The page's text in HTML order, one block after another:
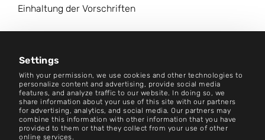
Settings
With your permission, we use cookies and other technologies to
personalize content and advertising, provide social media
features, and analyze traffic to our website. In doing so, we
share information about your use of this site with our partners
for advertising, analytics, and social media. Our partners may
combine this information with other information that you have
provided to them or that they collect from your use of other
online services.
Einhaltung der Vorschriften
Nachrichtenzentrum
Kontakt
Karriere
Bedingungen und Konditionen